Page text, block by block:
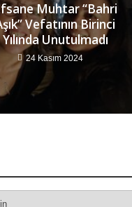
Muhtar “Bahri
Vefatının Birinci
Yılında Unutulmadı
24 Kasım 2024